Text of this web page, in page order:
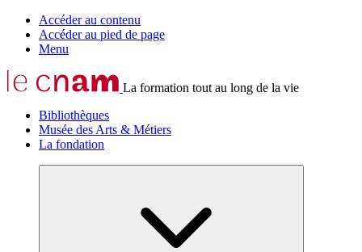
Accéder au contenu
Accéder au pied de page
Menu
La formation tout au long de la vie
Bibliothèques
Musée des Arts & Métiers
La fondation